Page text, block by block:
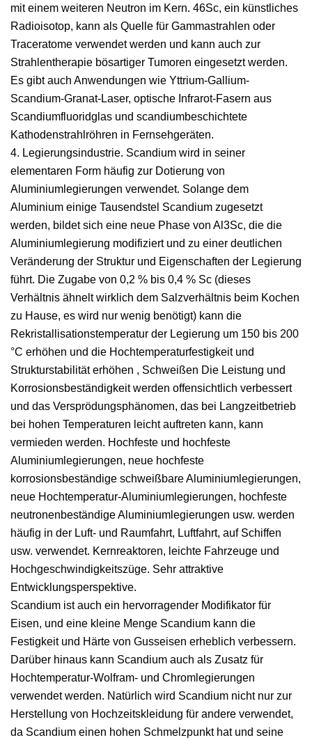
mit einem weiteren Neutron im Kern. 46Sc, ein künstliches
Radioisotop, kann als Quelle für Gammastrahlen oder
Traceratome verwendet werden und kann auch zur
Strahlentherapie bösartiger Tumoren eingesetzt werden.
Es gibt auch Anwendungen wie Yttrium-Gallium-
Scandium-Granat-Laser, optische Infrarot-Fasern aus
Scandiumfluoridglas und scandiumbeschichtete
Kathodenstrahlröhren in Fernsehgeräten.
4. Legierungsindustrie. Scandium wird in seiner
elementaren Form häufig zur Dotierung von
Aluminiumlegierungen verwendet. Solange dem
Aluminium einige Tausendstel Scandium zugesetzt
werden, bildet sich eine neue Phase von Al3Sc, die die
Aluminiumlegierung modifiziert und zu einer deutlichen
Veränderung der Struktur und Eigenschaften der Legierung
führt. Die Zugabe von 0,2 % bis 0,4 % Sc (dieses
Verhältnis ähnelt wirklich dem Salzverhältnis beim Kochen
zu Hause, es wird nur wenig benötigt) kann die
Rekristallisationstemperatur der Legierung um 150 bis 200
°C erhöhen und die Hochtemperaturfestigkeit und
Strukturstabilität erhöhen , Schweißen Die Leistung und
Korrosionsbeständigkeit werden offensichtlich verbessert
und das Versprödungsphänomen, das bei Langzeitbetrieb
bei hohen Temperaturen leicht auftreten kann, kann
vermieden werden. Hochfeste und hochfeste
Aluminiumlegierungen, neue hochfeste
korrosionsbeständige schweißbare Aluminiumlegierungen,
neue Hochtemperatur-Aluminiumlegierungen, hochfeste
neutronenbeständige Aluminiumlegierungen usw. werden
häufig in der Luft- und Raumfahrt, Luftfahrt, auf Schiffen
usw. verwendet. Kernreaktoren, leichte Fahrzeuge und
Hochgeschwindigkeitszüge. Sehr attraktive
Entwicklungsperspektive.
Scandium ist auch ein hervorragender Modifikator für
Eisen, und eine kleine Menge Scandium kann die
Festigkeit und Härte von Gusseisen erheblich verbessern.
Darüber hinaus kann Scandium auch als Zusatz für
Hochtemperatur-Wolfram- und Chromlegierungen
verwendet werden. Natürlich wird Scandium nicht nur zur
Herstellung von Hochzeitskleidung für andere verwendet,
da Scandium einen hohen Schmelzpunkt hat und seine